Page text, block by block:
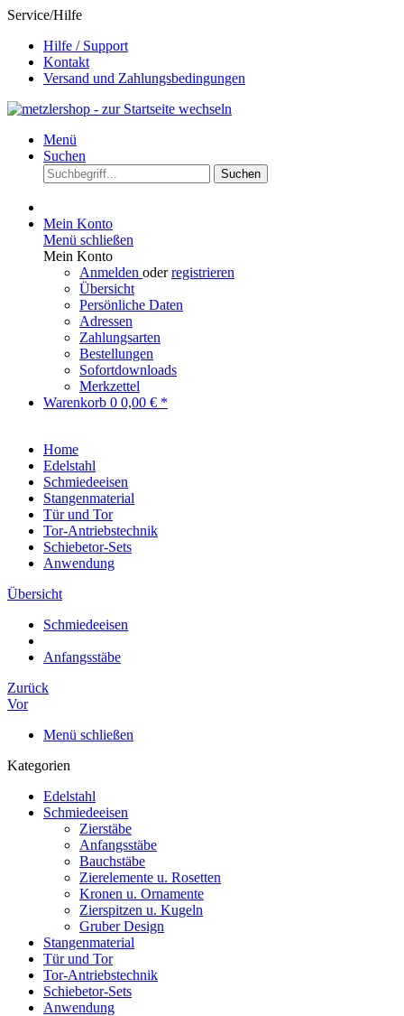
Service/Hilfe
Hilfe / Support
Kontakt
Versand und Zahlungsbedingungen
Menü
Suchen
Suchen
Mein Konto
Menü schließen
Mein Konto
Anmelden oderregistrieren
Übersicht
Persönliche Daten
Adressen
Zahlungsarten
Bestellungen
Sofortdownloads
Merkzettel
Warenkorb 0 0,00 € *
Home
Edelstahl
Schmiedeeisen
Stangenmaterial
Tür und Tor
Tor-Antriebstechnik
Schiebetor-Sets
Anwendung
Übersicht
Schmiedeeisen
Anfangsstäbe
Zurück
Vor
Menü schließen
Kategorien
Edelstahl
Schmiedeeisen
Zierstäbe
Anfangsstäbe
Bauchstäbe
Zierelemente u. Rosetten
Kronen u. Ornamente
Zierspitzen u. Kugeln
Gruber Design
Stangenmaterial
Tür und Tor
Tor-Antriebstechnik
Schiebetor-Sets
Anwendung